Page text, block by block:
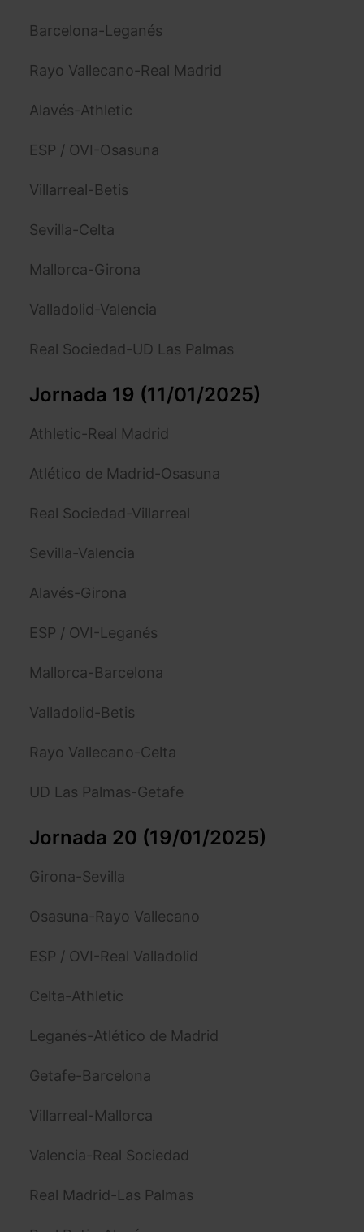
Barcelona-Leganés
Rayo Vallecano-Real Madrid
Alavés-Athletic
ESP / OVI-Osasuna
Villarreal-Betis
Sevilla-Celta
Mallorca-Girona
Valladolid-Valencia
Real Sociedad-UD Las Palmas
Jornada 19 (11/01/2025)
Athletic-Real Madrid
Atlético de Madrid-Osasuna
Real Sociedad-Villarreal
Sevilla-Valencia
Alavés-Girona
ESP / OVI-Leganés
Mallorca-Barcelona
Valladolid-Betis
Rayo Vallecano-Celta
UD Las Palmas-Getafe
Jornada 20 (19/01/2025)
Girona-Sevilla
Osasuna-Rayo Vallecano
ESP / OVI-Real Valladolid
Celta-Athletic
Leganés-Atlético de Madrid
Getafe-Barcelona
Villarreal-Mallorca
Valencia-Real Sociedad
Real Madrid-Las Palmas